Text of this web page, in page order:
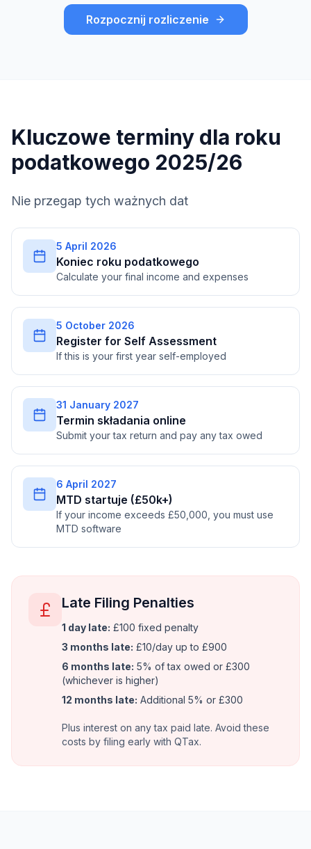
Rozpocznij rozliczenie
Kluczowe terminy dla roku
podatkowego 2025/26
Nie przegap tych ważnych dat
5 April 2026
Koniec roku podatkowego
Calculate your final income and expenses
5 October 2026
Register for Self Assessment
If this is your first year self-employed
31 January 2027
Termin składania online
Submit your tax return and pay any tax owed
6 April 2027
MTD startuje (£50k+)
If your income exceeds £50,000, you must use
MTD software
Late Filing Penalties
1 day late: £100 fixed penalty
3 months late: £10/day up to £900
6 months late: 5% of tax owed or £300
(whichever is higher)
12 months late: Additional 5% or £300
Plus interest on any tax paid late. Avoid these
costs by filing early with QTax.